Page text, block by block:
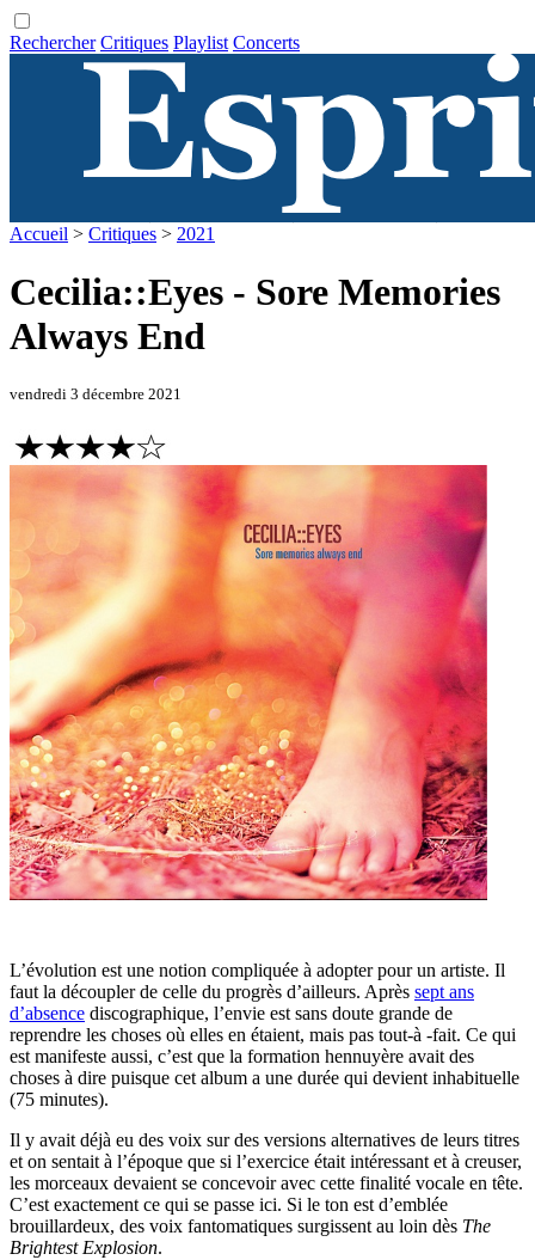
Rechercher Critiques Playlist Concerts
Accueil > Critiques > 2021
Cecilia::Eyes - Sore Memories
Always End
vendredi 3 décembre 2021
L’évolution est une notion compliquée à adopter pour un artiste. Il
faut la découpler de celle du progrès d’ailleurs. Après sept ans
d’absence discographique, l’envie est sans doute grande de
reprendre les choses où elles en étaient, mais pas tout-à -fait. Ce qui
est manifeste aussi, c’est que la formation hennuyère avait des
choses à dire puisque cet album a une durée qui devient inhabituelle
(75 minutes).
Il y avait déjà eu des voix sur des versions alternatives de leurs titres
et on sentait à l’époque que si l’exercice était intéressant et à creuser,
les morceaux devaient se concevoir avec cette finalité vocale en tête.
C’est exactement ce qui se passe ici. Si le ton est d’emblée
brouillardeux, des voix fantomatiques surgissent au loin dès The
Brightest Explosion.